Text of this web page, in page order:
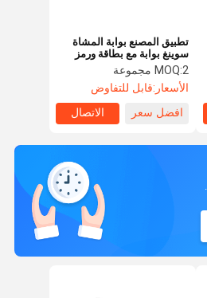
تطبيق المصنع بوابة المشاة
سوينغ بوابة مع بطاقة ورمز
ريال قطري
MOQ:2 مجموعة
الأسعار:قابل للتفاوض
افضل سعر
الاتصال